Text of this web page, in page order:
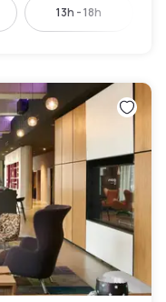
13h - 18h